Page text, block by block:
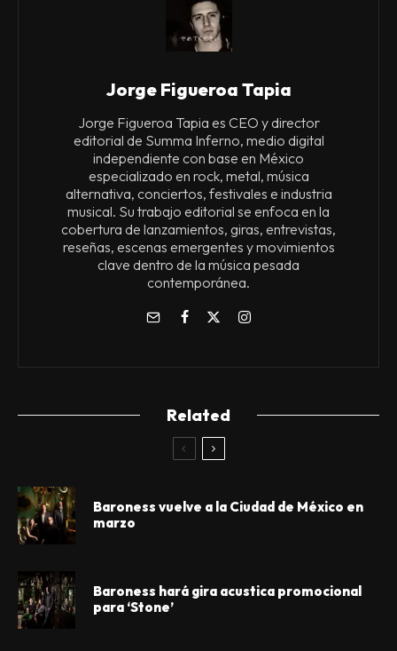
Jorge Figueroa Tapia
Jorge Figueroa Tapia es CEO y director
editorial de Summa Inferno, medio digital
independiente con base en México
especializado en rock, metal, música
alternativa, conciertos, festivales e industria
musical. Su trabajo editorial se enfoca en la
cobertura de lanzamientos, giras, entrevistas,
reseñas, escenas emergentes y movimientos
clave dentro de la música pesada
contemporánea.
Related
Baroness vuelve a la Ciudad de México en
marzo
Baroness hará gira acustica promocional
para ‘Stone’